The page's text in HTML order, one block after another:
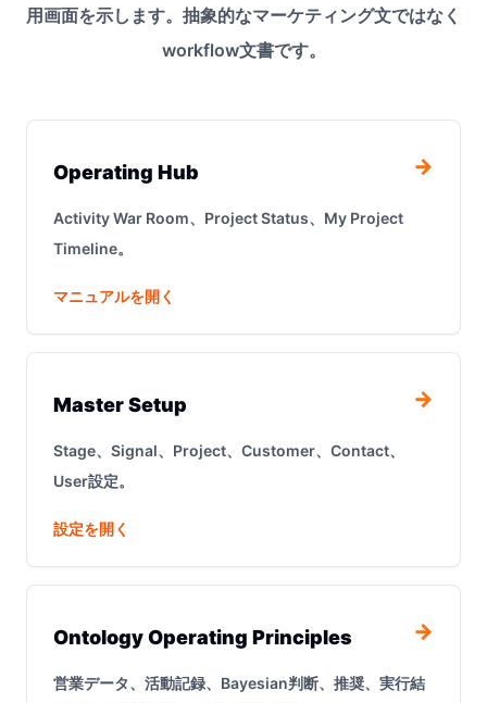
用画面を示します。抽象的なマーケティング文ではなく
workflow文書です。
Operating Hub →
Activity War Room、Project Status、My Project
Timeline。
マニュアルを開く
Master Setup →
Stage、Signal、Project、Customer、Contact、
User設定。
設定を開く
Ontology Operating Principles →
営業データ、活動記録、Bayesian判断、推奨、実行結